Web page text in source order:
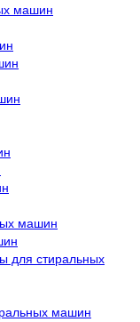
машин
машин
для стиральных
машин